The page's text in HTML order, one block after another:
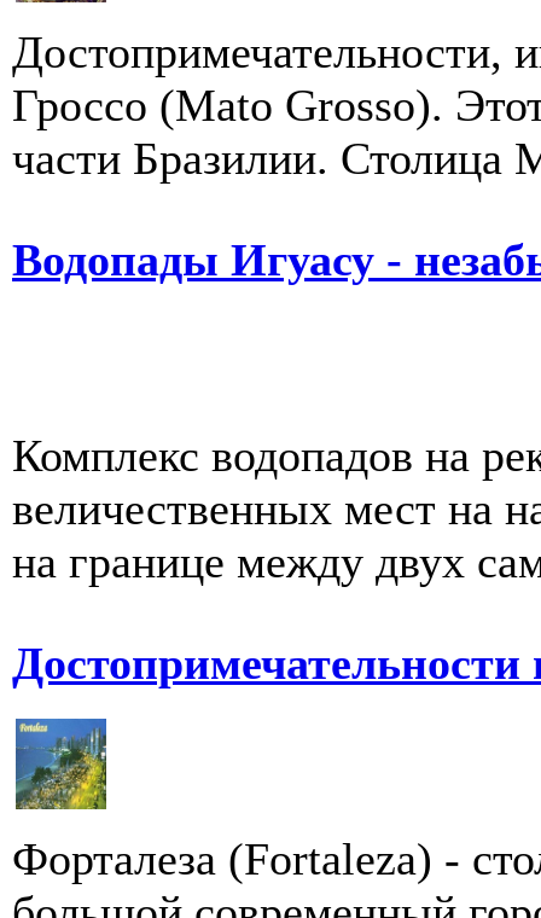
Достопримечательности,
Гроссо (Mato Grosso).
части Бразилии. Столица
Водопады Игуасу -
Комплекс водопадов на
величественных мест на
на границе между двух
Форталеза (Fortaleza) -